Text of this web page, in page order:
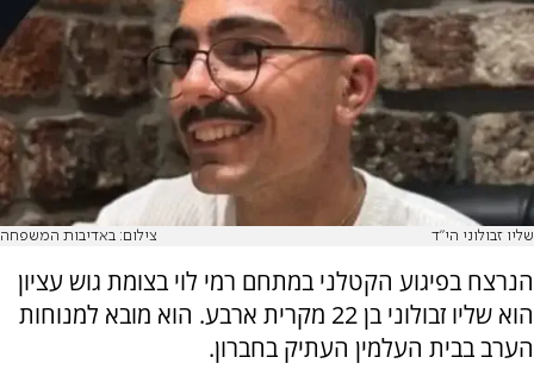
שליו זבולוני הי"ד צילום: באדיבות המשפחה
הנרצח בפיגוע הקטלני במתחם רמי לוי בצומת גוש עציון
הוא שליו זבולוני בן 22 מקרית ארבע. הוא מובא למנוחות
הערב בבית העלמין העתיק בחברון.